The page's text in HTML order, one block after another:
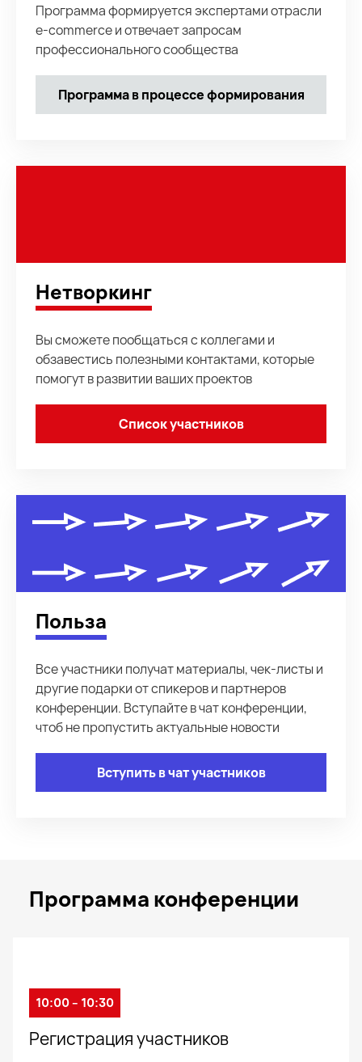
Программа формируется экспертами отрасли
e-commerce и отвечает запросам
профессионального сообщества
Программа в процессе формирования
Нетворкинг
Вы сможете пообщаться с коллегами и
обзавестись полезными контактами, которые
помогут в развитии ваших проектов
Список участников
Польза
Все участники получат материалы, чек-листы и
другие подарки от спикеров и партнеров
конференции. Вступайте в чат конференции,
чтоб не пропустить актуальные новости
Вступить в чат участников
Программа конференции
10:00 – 10:30
Регистрация участников